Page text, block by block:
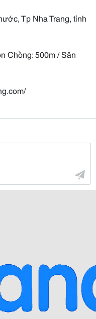
Tp Nha Trang, tỉnh
Chồng: 500m / Sân